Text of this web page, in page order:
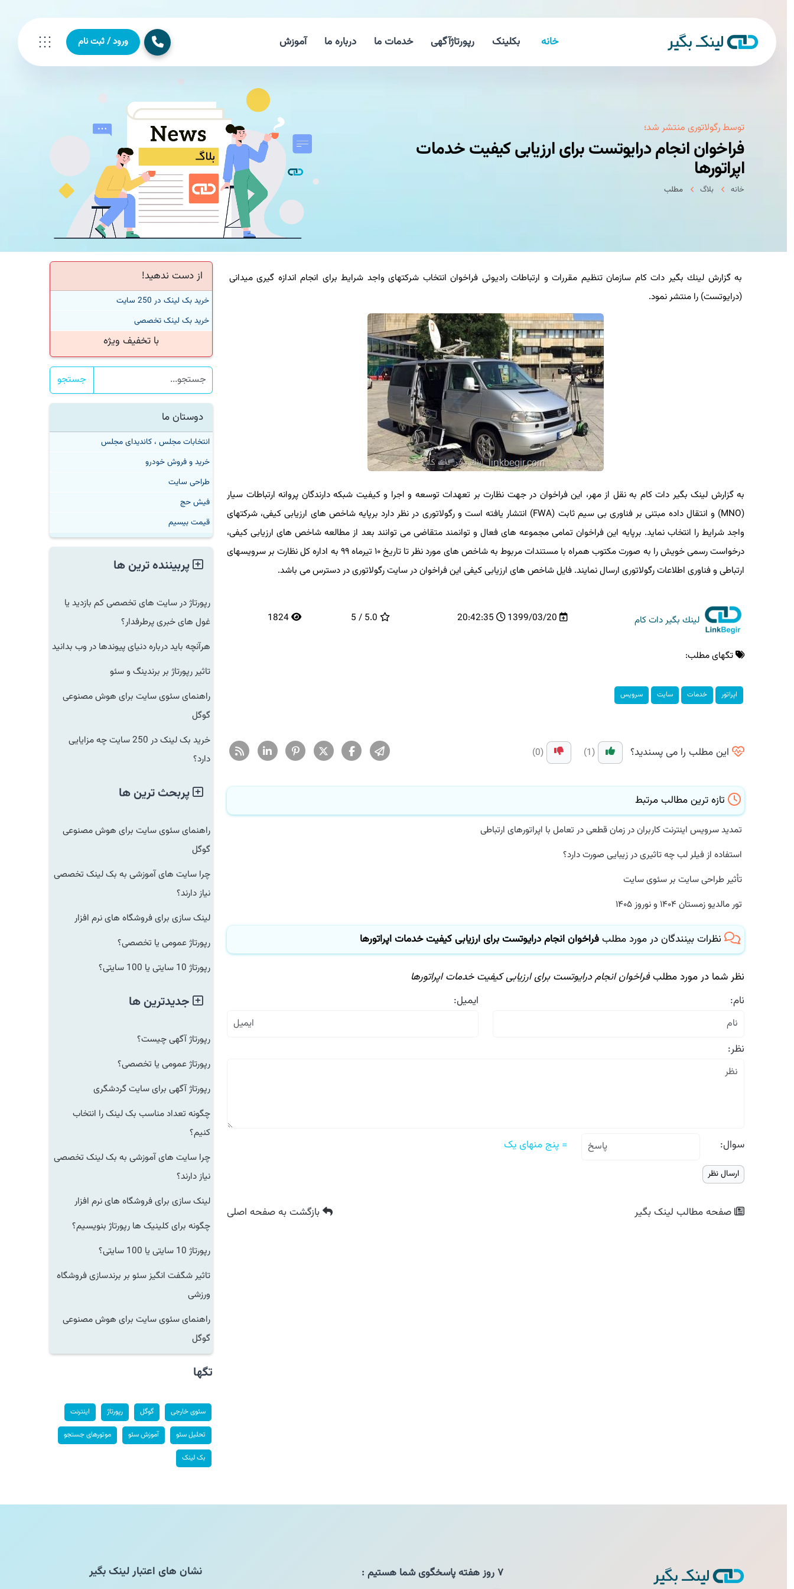
خانه بکلینک رپورتاژآگهی خدمات ما درباره ما آموزش ورود / ثبت نام
توسط رگولاتوری منتشر شد؛
فراخوان انجام درایوتست برای ارزیابی كیفیت خدمات
اپراتورها
خانه بلاگ مطلب
به گزارش لینك بگیر دات كام سازمان تنظیم مقررات و ارتباطات رادیوئی فراخوان انتخاب شركتهای واجد شرایط برای انجام اندازه گیری میدانی
(درایوتست) را منتشر نمود.
به گزارش لینک بگیر دات کام به نقل از مهر، این فراخوان در جهت نظارت بر تعهدات توسعه و اجرا و کیفیت شبکه دارندگان پروانه ارتباطات سیار
(MNO) و انتقال داده مبتنی بر فناوری بی سیم ثابت (FWA) انتشار یافته است و رگولاتوری در نظر دارد برپایه شاخص های ارزیابی کیفی، شرکتهای
واجد شرایط را انتخاب نماید. برپایه این فراخوان تمامی مجموعه های فعال و توانمند متقاضی می توانند بعد از مطالعه شاخص های ارزیابی کیفی،
درخواست رسمی خویش را به صورت مکتوب همراه با مستندات مربوط به شاخص های مورد نظر تا تاریخ ۱۰ تیرماه ۹۹ به اداره کل نظارت بر سرویسهای
ارتباطی و فناوری اطلاعات رگولاتوری ارسال نمایند. فایل شاخص های ارزیابی کیفی این فراخوان در سایت رگولاتوری در دسترس می باشد.
لینك بگیر دات كام 1399/03/20
20:42:35
5.0 / 5
1824
تگهای مطلب:
اپراتور خدمات سایت سرویس
این مطلب را می پسندید؟
تازه ترین مطالب مرتبط
تمدید سرویس اینترنت کاربران در زمان قطعی در تعامل با اپراتورهای ارتباطی
استفاده از فیلر لب چه تاثیری در زیبایی صورت دارد؟
تأثیر طراحی سایت بر سئوی سایت
تور مالدیو زمستان ۱۴۰۴ و نوروز ۱۴۰۵
نظرات بینندگان در مورد مطلبفراخوان انجام درایوتست برای ارزیابی كیفیت خدمات اپراتورها
نظر شما در مورد مطلبفراخوان انجام درایوتست برای ارزیابی كیفیت خدمات اپراتورها
نام:
ایمیل:
نظر:
سوال: = پنج منهای یک
صفحه مطالبلینک بگیر بازگشتبه صفحه اصلی
از دست ندهید!
خرید بک لینک در 250 سایت
خرید بک لینک تخصصی
با تخفیف ویژه
جستجو
دوستان ما
انتخابات مجلس ، کاندیدای مجلس
خرید و فروش خودرو
طراحی سایت
فیش حج
قیمت بیسیم
پربیننده ترین ها
رپورتاژ در سایت های تخصصی کم بازدید یا
غول های خبری پرطرفدار؟
هرآنچه باید درباره دنیای پیوندها در وب بدانید
تاثیر رپورتاژ بر برندینگ و سئو
راهنمای سئوی سایت برای هوش مصنوعی
گوگل
خرید بک لینک در 250 سایت چه مزایایی
دارد؟
پربحث ترین ها
راهنمای سئوی سایت برای هوش مصنوعی
گوگل
چرا سایت های آموزشی به بک لینک تخصصی
نیاز دارند؟
لینک سازی برای فروشگاه های نرم افزار
رپورتاژ عمومی یا تخصصی؟
رپورتاژ 10 سایتی یا 100 سایتی؟
جدیدترین ها
رپورتاژ آگهی چیست؟
رپورتاژ عمومی یا تخصصی؟
رپورتاژ آگهی برای سایت گردشگری
چگونه تعداد مناسب بک لینک را انتخاب
کنیم؟
چرا سایت های آموزشی به بک لینک تخصصی
نیاز دارند؟
لینک سازی برای فروشگاه های نرم افزار
چگونه برای کلینیک ها رپورتاژ بنویسیم؟
رپورتاژ 10 سایتی یا 100 سایتی؟
تاثیر شگفت انگیز سئو بر برندسازی فروشگاه
ورزشی
راهنمای سئوی سایت برای هوش مصنوعی
گوگل
تگها
سئوی خارجی گوگل رپورتاژ اینترنت
تحلیل سئو آموزش سئو موتورهای جستجو
بک لینک
نشان های اعتبار لینک بگیر